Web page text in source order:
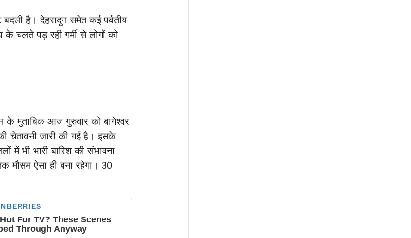
है। देहरादून समेत कई पर्वतीय
चलते पड़ रही गर्मी से लोगों को
के मुताबिक आज गुरुवार को बागेश्वर
चेतावनी जारी की गई है। इसके
में भी भारी बारिश की संभावना
मौसम ऐसा ही बना रहेगा। 30